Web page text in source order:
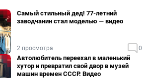
Самый стильный дед! 77-летний
заводчанин стал моделью — видео
2 просмотра 0
Автолюбитель переехал в маленький
хутор и превратил свой двор в музей
машин времен СССР. Видео